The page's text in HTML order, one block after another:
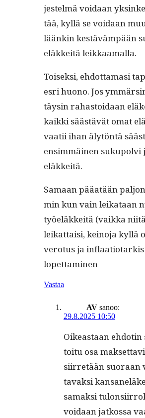
jestelmä voidaan
tää, kyl­lä se voidaan
läänkin kestäväm­pään
eläkkeitä leikkaamalla.
Toisek­si, ehdot­ta­masi
es­ri huono. Jos
täysin rahas­toidaan
kaik­ki säästävät omat
vaatii ihan älytön­tä
ensim­mäi­nen sukupolvi
eläkkeitä.
Samaan pääatään
min kun vain leikataan
työeläkkeitä (vaik­ka
leikat­taisi, keino­ja kyl­lä
vero­tus ja
lopettaminen
Vastaa
AV sanoo:
29.8.2025 10:50
Oikeas­t­aan
toitu osa
siir­retään
tavak­si
samak­si
voidaan jatkos­sa